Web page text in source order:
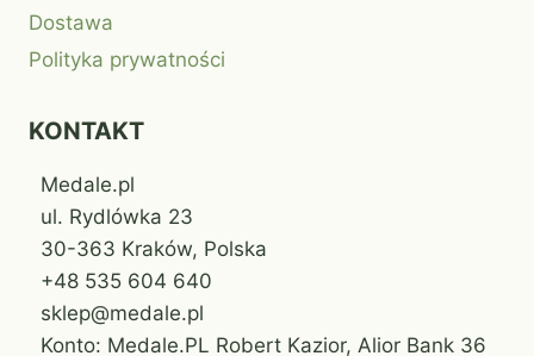
Dostawa
Polityka prywatności
KONTAKT
Medale.pl
ul. Rydlówka 23
30-363 Kraków, Polska
+48 535 604 640
sklep@medale.pl
Konto: Medale.PL Robert Kazior, Alior Bank 36